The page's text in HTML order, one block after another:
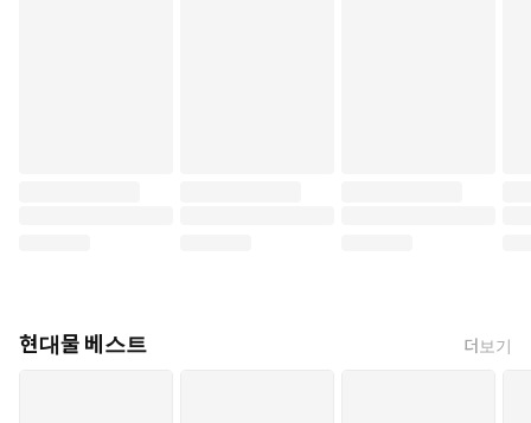
현대물 베스트 더보기